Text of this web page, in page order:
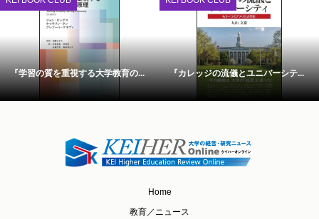
『学習の質を重視する大学教育の... 『カレッジの流儀とユニバーシテ...
Home
教育／ニュース